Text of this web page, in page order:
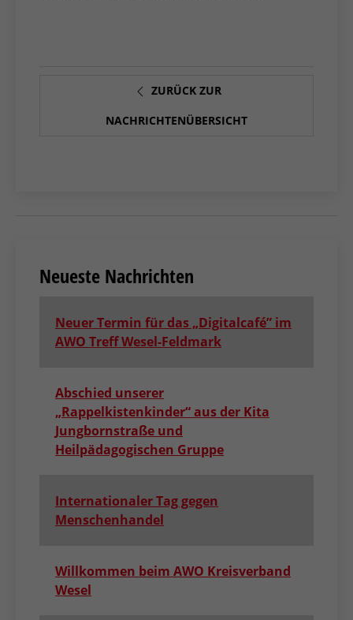
ZURÜCK ZUR
NACHRICHTENÜBERSICHT
Neueste Nachrichten
Neuer Termin für das „Digitalcafé” im
AWO Treff Wesel-Feldmark
Abschied unserer
„Rappelkistenkinder“ aus der Kita
Jungbornstraße und
Heilpädagogischen Gruppe
Internationaler Tag gegen
Menschenhandel
Willkommen beim AWO Kreisverband
Wesel